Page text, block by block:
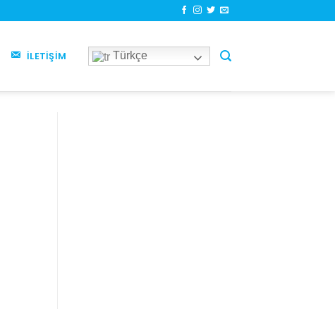
İLETIŞIM Türkçe